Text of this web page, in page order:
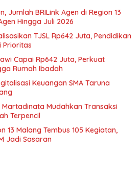
Jumlah BRILink Agen di Region 13
Hingga Juli 2026
TJSL Rp642 Juta, Pendidikan
Prioritas
Capai Rp642 Juta, Perkuat
Rumah Ibadah
Keuangan SMA Taruna
Martadinata Mudahkan Transaksi
Terpencil
13 Malang Tembus 105 Kegiatan,
Jadi Sasaran